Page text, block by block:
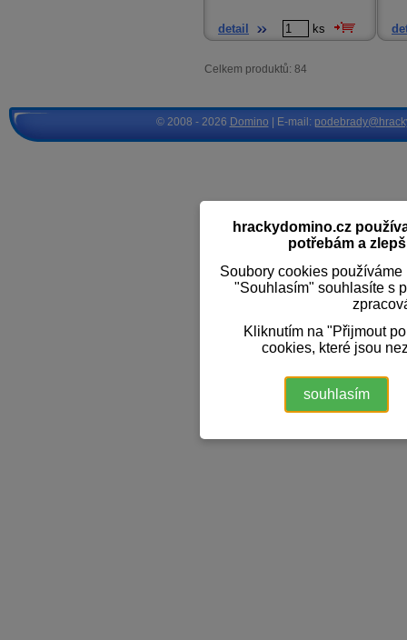
detail ks
Celkem produktů: 84
hrackydomino.cz
potřebám a
Soubory cookies
"Souhlasím" souhlasíte s
Kliknutím na "Přijmout
cookies, které jsou
souhlasím
© 2008 - 2026 Domino | E-mail: